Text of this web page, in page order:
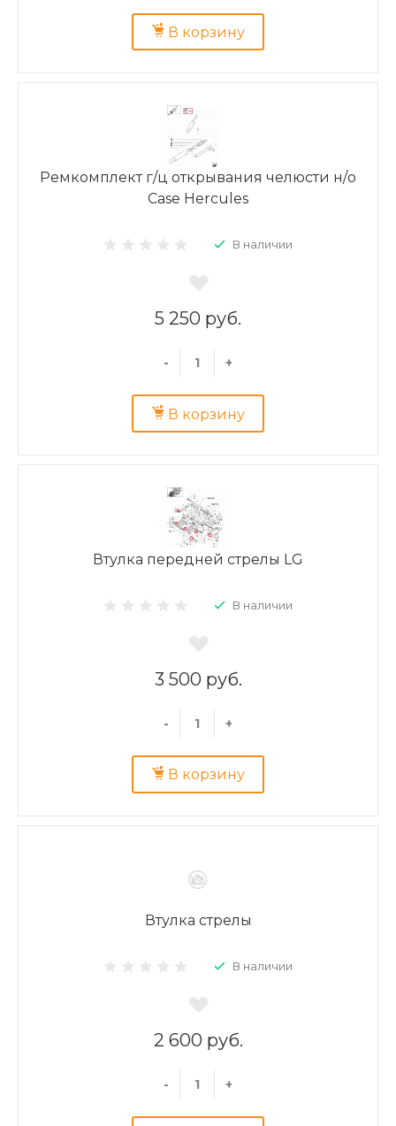
В корзину
Ремкомплект г/ц открывания челюсти н/о
Case Hercules
В наличии
5 250 руб.
- +
В корзину
Втулка передней стрелы LG
В наличии
3 500 руб.
- +
В корзину
Втулка стрелы
В наличии
2 600 руб.
- +